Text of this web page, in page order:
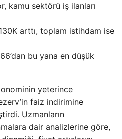
kamu sektörü iş ilanları
arttı, toplam istihdam ise
bu yana en düşük
yeterince
faiz indirimine
Uzmanların
dair analizlerine göre,